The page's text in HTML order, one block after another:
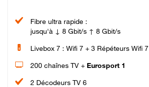
Fibre ultra rapide :
jusqu'à ↓ 8 Gbit/s ↑ 8 Gbit/s
Livebox 7 : Wifi 7 + 3 Répéteurs Wifi 7
200 chaînes TV + Eurosport 1
2 Décodeurs TV 6